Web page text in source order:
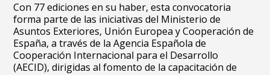
Con 77 ediciones en su haber, esta convocatoria
forma parte de las iniciativas del Ministerio de
Asuntos Exteriores, Unión Europea y Cooperación de
España, a través de la Agencia Española de
Cooperación Internacional para el Desarrollo
(AECID), dirigidas al fomento de la capacitación de